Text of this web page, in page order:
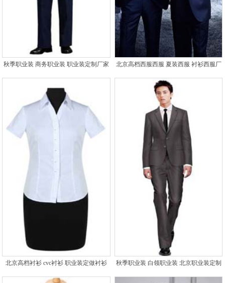
秋季职业装 商务职业装 职业装定制厂家 北京高档西服西服 夏装西服 衬衫西服厂
北京高档衬衫 cvc衬衫 职业装定做衬衫 秋季职业装 白领职业装 北京职业装定制